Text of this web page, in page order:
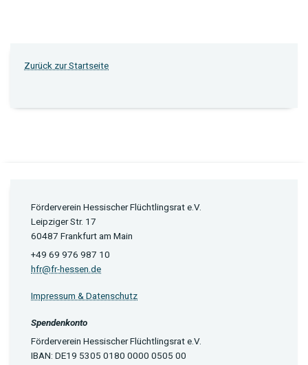
Zurück zur Startseite
Förderverein Hessischer Flüchtlingsrat e.V.
Leipziger Str. 17
60487 Frankfurt am Main
+49 69 976 987 10
hfr@fr-hessen.de
Impressum & Datenschutz
Spendenkonto
Förderverein Hessischer Flüchtlingsrat e.V.
IBAN: DE19 5305 0180 0000 0505 00